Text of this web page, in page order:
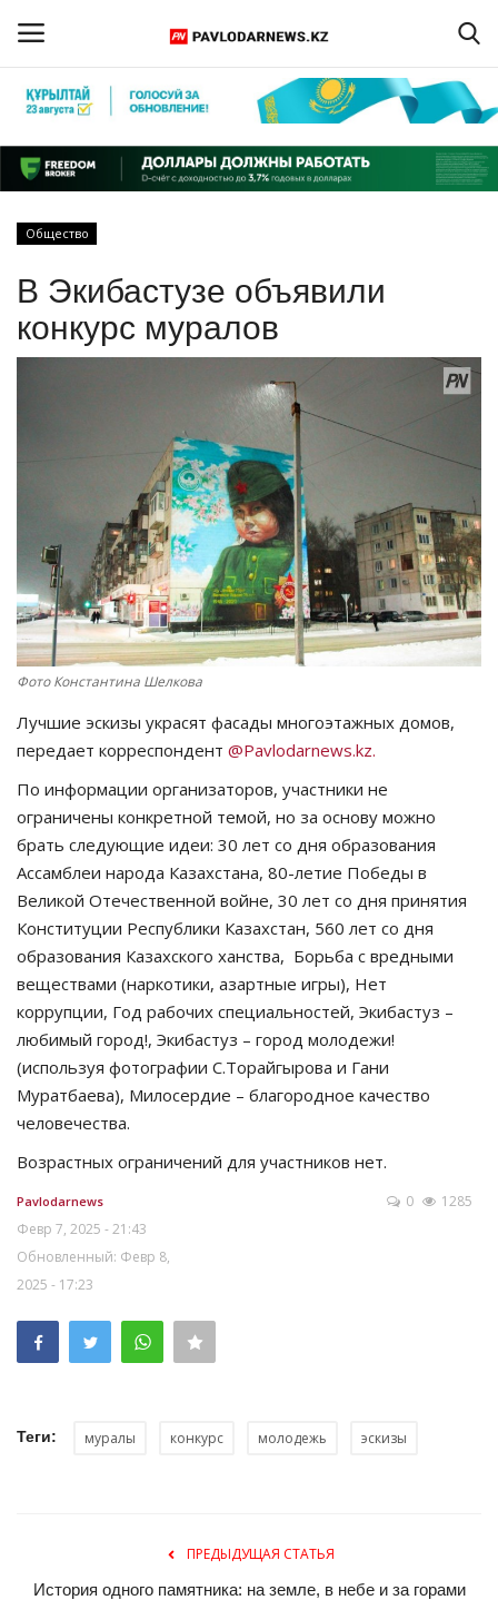
Регистрация
Главная
ПАВЛОДАРСКАЯ ОБЛАСТЬ
СПЕЦПРОЕКТЫ
СПОРТ
Чек-лист
РАЗВЛЕЧЕНИЯ
Курултай
Язык
Қазақша Русский
Общество
В Экибастузе объявили
конкурс муралов
Фото Константина Шелкова
Лучшие эскизы украсят фасады многоэтажных домов,
передает корреспондент @Pavlodarnews.kz.
По информации организаторов, участники не
ограничены конкретной темой, но за основу можно
брать следующие идеи: 30 лет со дня образования
Ассамблеи народа Казахстана, 80-летие Победы в
Великой Отечественной войне, 30 лет со дня принятия
Конституции Республики Казахстан, 560 лет со дня
образования Казахского ханства, Борьба с вредными
веществами (наркотики, азартные игры), Нет
коррупции, Год рабочих специальностей, Экибастуз –
любимый город!, Экибастуз – город молодежи!
(используя фотографии С.Торайгырова и Гани
Муратбаева), Милосердие – благородное качество
человечества.
Возрастных ограничений для участников нет.
Pavlodarnews
Февр 7, 2025 - 21:43
Обновленный: Февр 8,
2025 - 17:23
0 1285
Теги: муралы конкурс молодежь эскизы
ПРЕДЫДУЩАЯ СТАТЬЯ
История одного памятника: на земле, в небе и за горами